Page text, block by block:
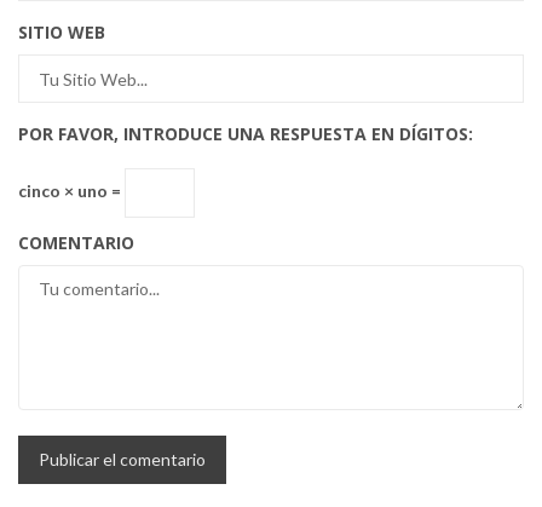
SITIO WEB
POR FAVOR, INTRODUCE UNA RESPUESTA EN DÍGITOS:
cinco × uno =
COMENTARIO